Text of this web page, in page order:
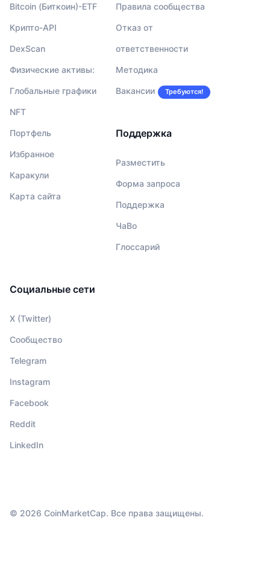
Bitcoin (Биткоин)-ETF
Крипто-API
DexScan
Физические активы:
Глобальные графики
NFT
Портфель
Избранное
Каракули
Карта сайта
Правила сообщества
Отказ от
ответственности
Методика
Вакансии Требуются!
Поддержка
Разместить
Форма запроса
Поддержка
ЧаВо
Глоссарий
Социальные сети
X (Twitter)
Сообщество
Telegram
Instagram
Facebook
Reddit
LinkedIn
© 2026 CoinMarketCap. Все права защищены.